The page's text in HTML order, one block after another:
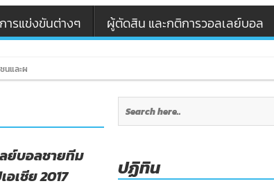
ารแข่งขันต่างๆ ผู้ตัดสิน และกติการวอลเลย์บอล
ละผู้ฝึกสอนวอลเลย์บอล รุ่น U12 / U18
ย์บอลชายทีม
เชีย 2017
ปฏิทิน